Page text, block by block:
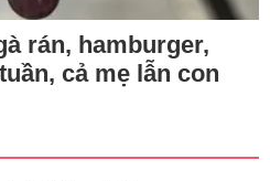
rán, hamburger,
cả mẹ lẫn con